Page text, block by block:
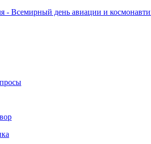
- Всемирный день авиации и